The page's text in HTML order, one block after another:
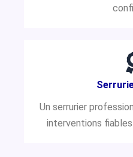
Un serrurier
interventions